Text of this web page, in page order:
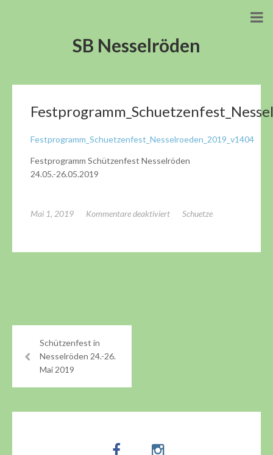
SB Nesselröden
Festprogramm_Schuetzenfest_Nesselroeden_2019_v1404
Festprogramm Schützenfest Nesselröden
24.05.-26.05.2019
Mai 1, 2019 Kommentare deaktiviertfür
Schuetze
Schützenfest in
Nesselröden 24.-26.
Mai 2019